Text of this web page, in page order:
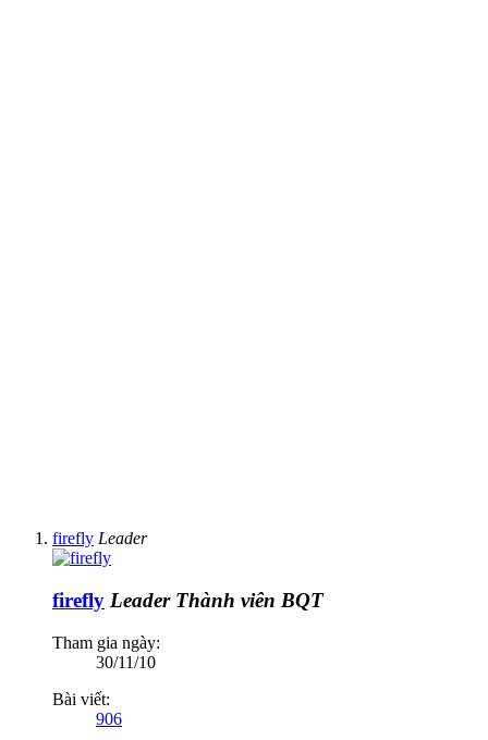
firefly Leader
firefly Leader Thành viên BQT
Tham gia ngày:
30/11/10
Bài viết:
906